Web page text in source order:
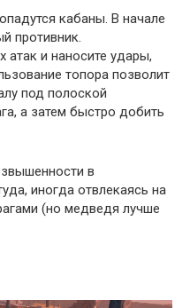
кабаны. В начале
противник.
атак и наносите удары,
топора позволит
под полоской
а затем быстро добить
в
иногда отвлекаясь на
(но медведя лучше